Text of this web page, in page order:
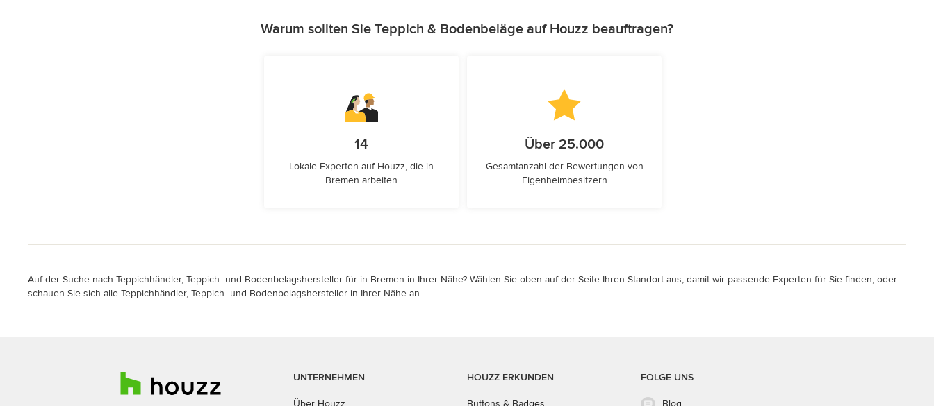
Warum sollten Sie Teppich & Bodenbeläge auf Houzz beauftragen?
14
Lokale Experten auf Houzz, die in
Bremen arbeiten
Über 25.000
Gesamtanzahl der Bewertungen von
Eigenheimbesitzern
Auf der Suche nach Teppichhändler, Teppich- und Bodenbelagshersteller für in Bremen in Ihrer Nähe? Wählen Sie oben auf der Seite Ihren Standort aus, damit wir passende Experten für Sie finden, oder
schauen Sie sich alle Teppichhändler, Teppich- und Bodenbelagshersteller in Ihrer Nähe an.
UNTERNEHMEN
Über Houzz
HOUZZ ERKUNDEN
Buttons & Badges
FOLGE UNS
Blog